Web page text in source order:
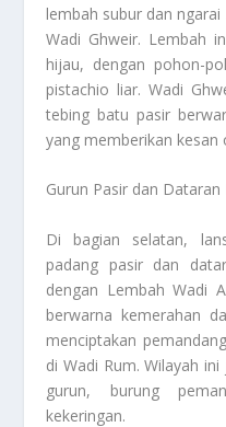
lembah subur dan
Wadi Ghweir. Lembah
hijau, dengan pohon-
pistachio liar. Wadi
tebing batu pasir
yang memberikan kesan
Gurun Pasir dan Dataran
Di bagian selatan,
padang pasir dan
dengan Lembah Wadi
berwarna kemerahan
menciptakan
di Wadi Rum. Wilayah
gurun, burung
kekeringan.